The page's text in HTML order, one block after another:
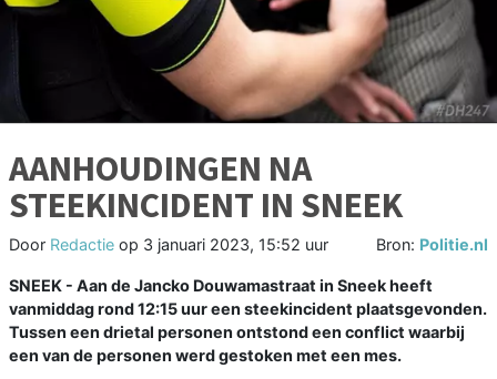
AANHOUDINGEN NA
STEEKINCIDENT IN SNEEK
Door Redactie op 3 januari 2023, 15:52 uur Bron: Politie.nl
SNEEK - Aan de Jancko Douwamastraat in Sneek heeft
vanmiddag rond 12:15 uur een steekincident plaatsgevonden.
Tussen een drietal personen ontstond een conflict waarbij
een van de personen werd gestoken met een mes.